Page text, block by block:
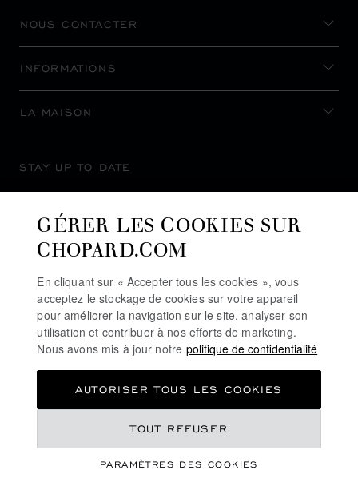
NOUS CONTACTER
INFORMATIONS
LA MAISON
STAY UP TO DATE
POLITIQUE DE CONFIDENTIALITÉ
CONDITIONS D'UTILISATION DU SITE
GÉRER LES COOKIES SUR
CHOPARD.COM
En cliquant sur « Accepter tous les cookies », vous
acceptez le stockage de cookies sur votre appareil
pour améliorer la navigation sur le site, analyser son
utilisation et contribuer à nos efforts de marketing.
Nous avons mis à jour notre politique de confidentialité
PARAMÈTRES DES COOKIES
TOUT REFUSER
AUTORISER TOUS LES COOKIES